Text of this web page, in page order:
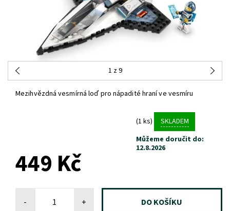
1 z 9
Mezihvězdná vesmírná loď pro nápadité hraní ve vesmíru
(1 ks)
SKLADEM
Můžeme doručit do:
12.8.2026
449 Kč
- +